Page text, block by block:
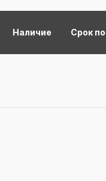
Наличие Срок